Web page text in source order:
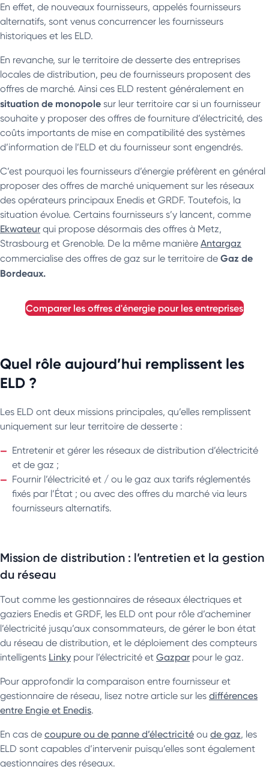
En effet, de nouveaux fournisseurs, appelés fournisseurs
alternatifs, sont venus concurrencer les fournisseurs
historiques et les ELD.
En revanche, sur le territoire de desserte des entreprises
locales de distribution, peu de fournisseurs proposent des
offres de marché. Ainsi ces ELD restent généralement en
situation de monopole sur leur territoire car si un fournisseur
souhaite y proposer des offres de fourniture d’électricité, des
coûts importants de mise en compatibilité des systèmes
d’information de l’ELD et du fournisseur sont engendrés.
C’est pourquoi les fournisseurs d’énergie préfèrent en général
proposer des offres de marché uniquement sur les réseaux
des opérateurs principaux Enedis et GRDF. Toutefois, la
situation évolue. Certains fournisseurs s’y lancent, comme
Ekwateur qui propose désormais des offres à Metz,
Strasbourg et Grenoble. De la même manière Antargaz
commercialise des offres de gaz sur le territoire de Gaz de
Bordeaux.
comparer les offres d'énergie pour les entreprises
Quel rôle aujourd’hui remplissent les
ELD ?
Les ELD ont deux missions principales, qu’elles remplissent
uniquement sur leur territoire de desserte :
Entretenir et gérer les réseaux de distribution d’électricité
et de gaz ;
Fournir l’électricité et / ou le gaz aux tarifs réglementés
fixés par l’État ; ou avec des offres du marché via leurs
fournisseurs alternatifs.
Mission de distribution : l’entretien et la gestion
du réseau
Tout comme les gestionnaires de réseaux électriques et
gaziers Enedis et GRDF, les ELD ont pour rôle d’acheminer
l’électricité jusqu’aux consommateurs, de gérer le bon état
du réseau de distribution, et le déploiement des compteurs
intelligents Linky pour l’électricité et Gazpar pour le gaz.
Pour approfondir la comparaison entre fournisseur et
gestionnaire de réseau, lisez notre article sur les différences
entre Engie et Enedis.
En cas de coupure ou de panne d’électricité ou de gaz, les
ELD sont capables d’intervenir puisqu’elles sont également
gestionnaires des réseaux.